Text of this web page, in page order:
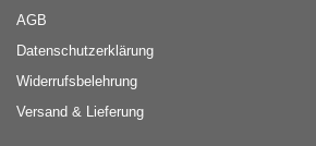
AGB
Datenschutzerklärung
Widerrufsbelehrung
Versand & Lieferung